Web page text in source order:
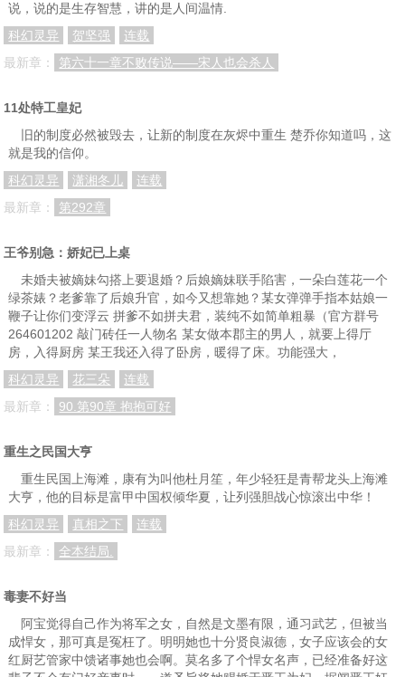
说，说的是生存智慧，讲的是人间温情.
科幻灵异
贺坚强
连载
最新章：
第六十一章不败传说——宋人也会杀人
11处特工皇妃
旧的制度必然被毁去，让新的制度在灰烬中重生 楚乔你知道吗，这
就是我的信仰。
科幻灵异
潇湘冬儿
连载
最新章：
第292章
王爷别急：娇妃已上桌
未婚夫被嫡妹勾搭上要退婚？后娘嫡妹联手陷害，一朵白莲花一个
绿茶婊？老爹靠了后娘升官，如今又想靠她？某女弹弹手指本姑娘一
鞭子让你们变浮云 拼爹不如拼夫君，装纯不如简单粗暴（官方群号
264601202 敲门砖任一人物名 某女做本郡主的男人，就要上得厅
房，入得厨房 某王我还入得了卧房，暖得了床。功能强大，
科幻灵异
花三朵
连载
最新章：
90.第90章 抱抱可好
重生之民国大亨
重生民国上海滩，康有为叫他杜月笙，年少轻狂是青帮龙头上海滩
大亨，他的目标是富甲中国权倾华夏，让列强胆战心惊滚出中华！
科幻灵异
真相之下
连载
最新章：
全本结局.
毒妻不好当
阿宝觉得自己作为将军之女，自然是文墨有限，通习武艺，但被当
成悍女，那可真是冤枉了。明明她也十分贤良淑德，女子应该会的女
红厨艺管家中馈诸事她也会啊。莫名多了个悍女名声，已经准备好这